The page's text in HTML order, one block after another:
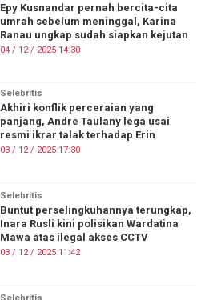
Epy Kusnandar pernah bercita-cita
umrah sebelum meninggal, Karina
Ranau ungkap sudah siapkan kejutan
04 / 12 / 2025 14:30
Selebritis
Akhiri konflik perceraian yang
panjang, Andre Taulany lega usai
resmi ikrar talak terhadap Erin
03 / 12 / 2025 17:30
Selebritis
Buntut perselingkuhannya terungkap,
Inara Rusli kini polisikan Wardatina
Mawa atas ilegal akses CCTV
03 / 12 / 2025 11:42
Selebritis